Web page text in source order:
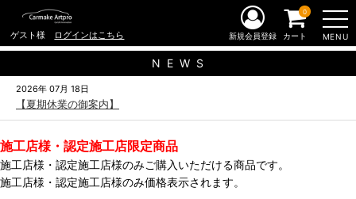
N E W S
2026年 07月 18日
【夏期休業の御案内】
ゲスト様 ログインはこちら MENU
新規会員登録 カート
0
施工店様・認定施工店限定商品
施工店様・認定施工店様のみご購入いただける商品です。
施工店様・認定施工店様のみ価格表示されます。